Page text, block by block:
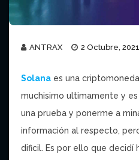
ANTRAX 2 Octubre, 2021
Solana es una
muchisimo ultimamente y
una prueba y ponerme a
información al respecto,
dificil. Es por ello que decidí